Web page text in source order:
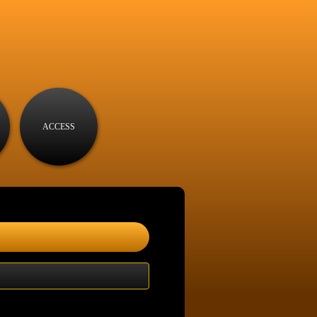
ACCESS